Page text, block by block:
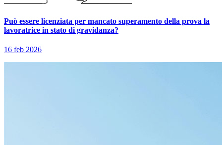
Può essere licenziata per mancato superamento della prova la
lavoratrice in stato di gravidanza?
16 feb 2026